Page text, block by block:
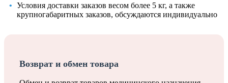
Условия доставки заказов весом более 5 кг, а также
крупногабаритных заказов, обсуждаются индивидуально
Возврат и обмен товара